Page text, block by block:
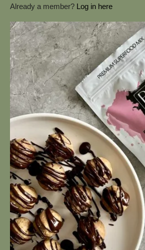
Already a member? Log in here